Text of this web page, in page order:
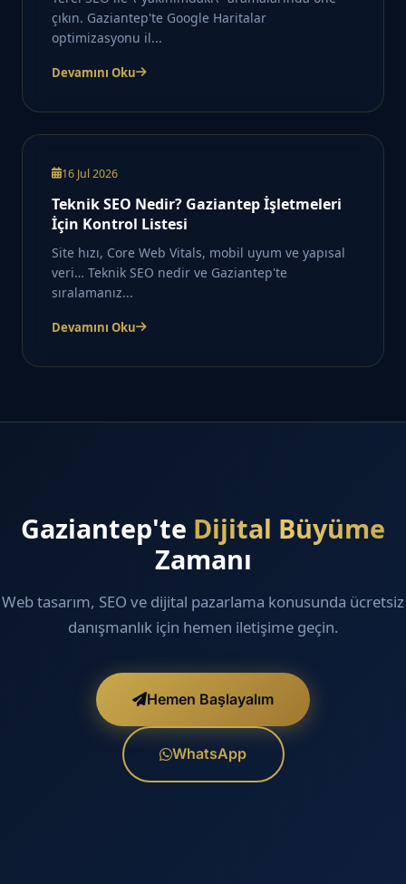
çıkın. Gaziantep'te Google Haritalar
optimizasyonu il...
Devamını Oku
16 Jul 2026
Teknik SEO Nedir? Gaziantep İşletmeleri
İçin Kontrol Listesi
Site hızı, Core Web Vitals, mobil uyum ve yapısal
veri… Teknik SEO nedir ve Gaziantep'te
sıralamanız...
Devamını Oku
Gaziantep'te Dijital Büyüme
Zamanı
Web tasarım, SEO ve dijital pazarlama konusunda ücretsiz
danışmanlık için hemen iletişime geçin.
Hemen Başlayalım
WhatsApp